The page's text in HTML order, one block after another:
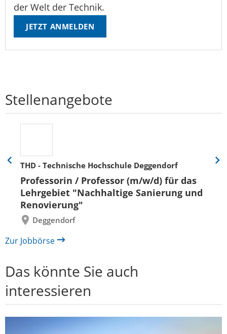
der Welt der Technik.
JETZT ANMELDEN
Stellenangebote
THD - Technische Hochschule Deggendorf
Professorin / Professor (m/w/d) für das
Lehrgebiet "Nachhaltige Sanierung und
Renovierung"
Deggendorf
Eine
zurück
Eine
Zur Jobbörse
Das könnte Sie auch
interessieren